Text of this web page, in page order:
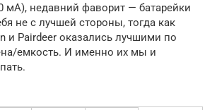
мА), недавний фаворит — батарейки
не с лучшей стороны, тогда как
и Pairdeer оказались лучшими по
емкость. И именно их мы и